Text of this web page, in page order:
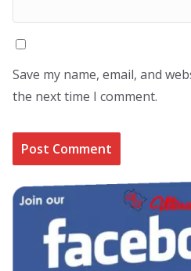
Save my name, email, and
the next time I comment.